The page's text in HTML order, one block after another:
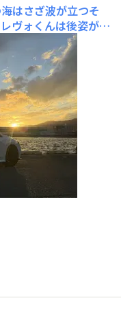
はさざ波が立つそ
ヴォくんは後姿が良
照らされてだけど、
耶埠頭に沈んでいく
ナート」高度成長
えねえ、ベアちゃん